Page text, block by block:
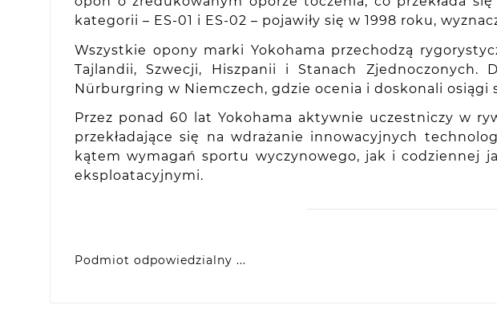
kategorii – ES-01 i ES-02 – pojawiły się w 1998 roku,
Wszystkie opony marki Yokohama przechodzą
Tajlandii, Szwecji, Hiszpanii i Stanach
Nürburgring w Niemczech, gdzie ocenia i doskonali
Przez ponad 60 lat Yokohama aktywnie uczestniczy w
przekładające się na wdrażanie innowacyjnych
kątem wymagań sportu wyczynowego, jak i codziennej
eksploatacyjnymi.
Podmiot odpowiedzialny ...